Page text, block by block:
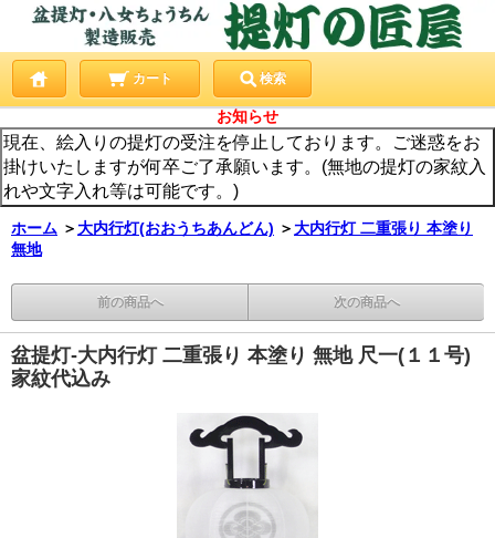
カート 検索
お知らせ
現在、絵入りの提灯の受注を停止しております。ご迷惑をお
掛けいたしますが何卒ご了承願います。(無地の提灯の家紋入
れや文字入れ等は可能です。)
ホーム ＞大内行灯(おおうちあんどん) ＞大内行灯 二重張り 本塗り
無地
前の商品へ 次の商品へ
盆提灯-大内行灯 二重張り 本塗り 無地 尺一(１１号)
家紋代込み